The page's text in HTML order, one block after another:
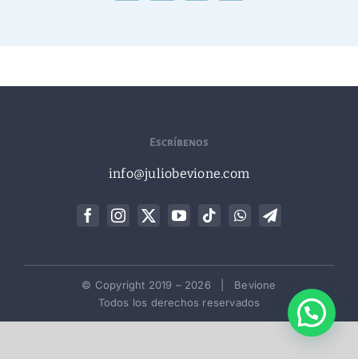
Escríbenos
info@juliobevione.com
© Copyright 2019 – 2026 | Bevione
Todos los derechos reservados